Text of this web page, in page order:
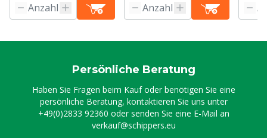
Persönliche Beratung
Haben Sie Fragen beim Kauf oder benötigen Sie eine
persönliche Beratung, kontaktieren Sie uns unter
+49(0)2833 92360 oder senden Sie eine E-Mail an
verkauf@schippers.eu